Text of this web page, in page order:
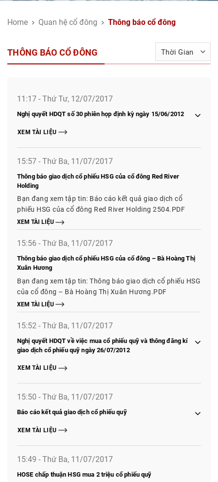
Home Quan hệ cổ đông Thông báo cổ đông
THÔNG BÁO CỔ ĐÔNG
11:17 - Thứ Tư, 12/07/2017
Nghị quyết HDQT số 30 phiên họp định kỳ ngày 15/06/2012
XEM TÀI LIỆU
15:57 - Thứ Ba, 11/07/2017
Thông báo giao dịch cổ phiếu HSG của cổ đông Red River
Holding
Bạn đang xem tập tin: Báo cáo kết quả giao dịch cổ
phiếu HSG của cổ đông Red River Holding 2504.PDF
XEM TÀI LIỆU
15:56 - Thứ Ba, 11/07/2017
Thông báo giao dịch cổ phiếu HSG của cổ đông – Bà Hoàng Thị
Xuân Hương
Bạn đang xem tập tin: Thông báo giao dịch cổ phiếu HSG
của cổ đông – Bà Hoàng Thị Xuân Hương.PDF
XEM TÀI LIỆU
15:52 - Thứ Ba, 11/07/2017
Nghị quyết HDQT về việc mua cổ phiếu quỹ và thông đăng kí
giao dịch cổ phiếu quỹ ngày 26/07/2012
XEM TÀI LIỆU
15:50 - Thứ Ba, 11/07/2017
Báo cáo kết quả giao dịch cổ phiếu quỹ
XEM TÀI LIỆU
15:49 - Thứ Ba, 11/07/2017
HOSE chấp thuận HSG mua 2 triệu cổ phiếu quỹ